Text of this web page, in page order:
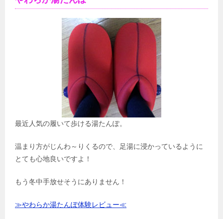
最近人気の履いて歩ける湯たんぽ。
温まり方がじんわ～りくるので、足湯に浸かっているように
とても心地良いですよ！
もう冬中手放せそうにありません！
≫やわらか湯たんぽ体験レビュー≪